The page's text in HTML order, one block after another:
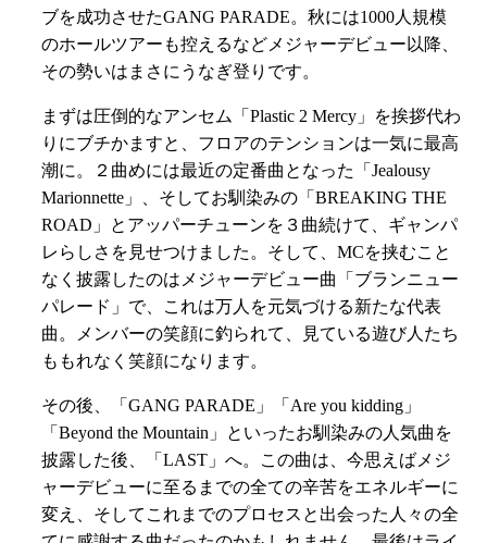
ブを成功させたGANG PARADE。秋には1000人規模
のホールツアーも控えるなどメジャーデビュー以降、
その勢いはまさにうなぎ登りです。
まずは圧倒的なアンセム「Plastic 2 Mercy」を挨拶代わ
りにブチかますと、フロアのテンションは一気に最高
潮に。２曲めには最近の定番曲となった「Jealousy
Marionnette」、そしてお馴染みの「BREAKING THE
ROAD」とアッパーチューンを３曲続けて、ギャンパ
レらしさを見せつけました。そして、MCを挟むこと
なく披露したのはメジャーデビュー曲「ブランニュー
パレード」で、これは万人を元気づける新たな代表
曲。メンバーの笑顔に釣られて、見ている遊び人たち
ももれなく笑顔になります。
その後、「GANG PARADE」「Are you kidding」
「Beyond the Mountain」といったお馴染みの人気曲を
披露した後、「LAST」へ。この曲は、今思えばメジ
ャーデビューに至るまでの全ての辛苦をエネルギーに
変え、そしてこれまでのプロセスと出会った人々の全